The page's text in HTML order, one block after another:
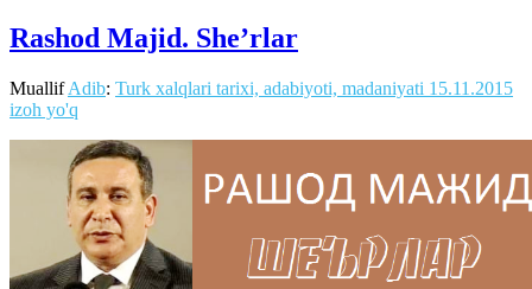
Rashod Majid. She’rlar
MuallifAdib: Turk xalqlari tarixi, adabiyoti, madaniyati 15.11.2015
izoh yo'q